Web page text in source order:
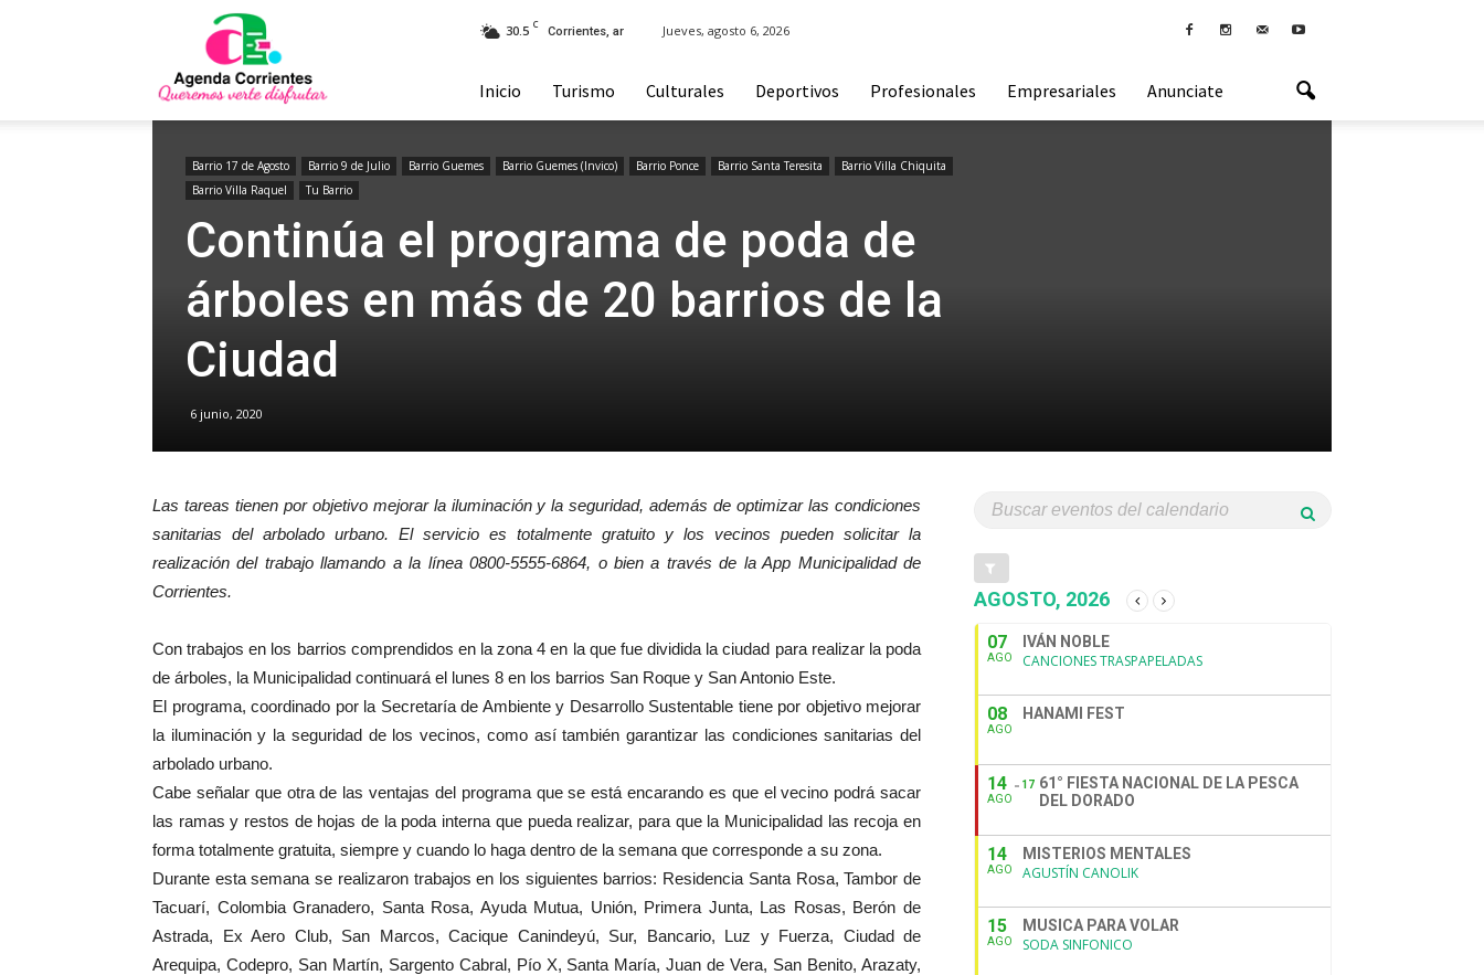
Corrientes
30.5 C
Corrientes, ar Jueves, agosto 6, 2026
Inicio Turismo Culturales Deportivos Profesionales Empresariales Anunciate
Barrio 17 de Agosto Barrio 9 de Julio Barrio Guemes Barrio Guemes (Invico) Barrio Ponce Barrio Santa Teresita
Barrio Villa Chiquita
Barrio Villa Raquel
Tu Barrio
Continúa el programa de poda de
árboles en más de 20 barrios de la
Ciudad
6 junio, 2020
Las tareas tienen por objetivo mejorar la iluminación y la seguridad, además de optimizar las condiciones
sanitarias del arbolado urbano. El servicio es totalmente gratuito y los vecinos pueden solicitar la
realización del trabajo llamando a la línea 0800-5555-6864, o bien a través de la App Municipalidad de
Corrientes.
Con trabajos en los barrios comprendidos en la zona 4 en la que fue dividida la ciudad para realizar la poda
de árboles, la Municipalidad continuará el lunes 8 en los barrios San Roque y San Antonio Este.
El programa, coordinado por la Secretaría de Ambiente y Desarrollo Sustentable tiene por objetivo mejorar
la iluminación y la seguridad de los vecinos, como así también garantizar las condiciones sanitarias del
arbolado urbano.
Cabe señalar que otra de las ventajas del programa que se está encarando es que el vecino podrá sacar
las ramas y restos de hojas de la poda interna que pueda realizar, para que la Municipalidad las recoja en
forma totalmente gratuita, siempre y cuando lo haga dentro de la semana que corresponde a su zona.
Durante esta semana se realizaron trabajos en los siguientes barrios: Residencia Santa Rosa, Tambor de
Tacuarí, Colombia Granadero, Santa Rosa, Ayuda Mutua, Unión, Primera Junta, Las Rosas, Berón de
Astrada, Ex Aero Club, San Marcos, Cacique Canindeyú, Sur, Bancario, Luz y Fuerza, Ciudad de
Arequipa, Codepro, San Martín, Sargento Cabral, Pío X, Santa María, Juan de Vera, San Benito, Arazaty,
AGOSTO, 2026
07
AGO
IVÁN NOBLE
CANCIONES TRASPAPELADAS
08
AGO
HANAMI FEST
14
AGO
17 61° FIESTA NACIONAL DE LA PESCA
DEL DORADO
14
AGO
MISTERIOS MENTALES
AGUSTÍN CANOLIK
15
AGO
MUSICA PARA VOLAR
SODA SINFONICO